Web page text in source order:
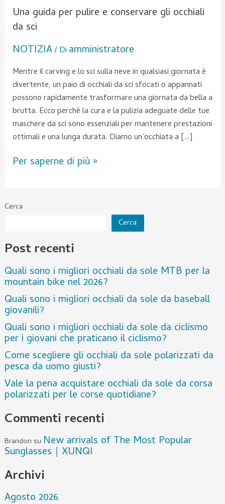
Cerca
Cerca
Post recenti
Quali sono i migliori occhiali da sole MTB per la
mountain bike nel 2026?
Quali sono i migliori occhiali da sole da baseball
giovanili?
Quali sono i migliori occhiali da sole da ciclismo
per i giovani che praticano il ciclismo?
Come scegliere gli occhiali da sole polarizzati da
pesca da uomo giusti?
Vale la pena acquistare occhiali da sole da corsa
polarizzati per le corse quotidiane?
Commenti recenti
Brandon su New arrivals of The Most Popular
Sunglasses｜XUNQI
Archivi
Agosto 2026
Una guida per pulire e conservare gli occhiali
da sci
NOTIZIA/ Di amministratore
Mentre il carving e lo sci sulla neve in qualsiasi giornata è
divertente, un paio di occhiali da sci sfocati o appannati
possono rapidamente trasformare una giornata da bella a
brutta. Ecco perché la cura e la pulizia adeguate delle tue
maschere da sci sono essenziali per mantenere prestazioni
ottimali e una lunga durata. Diamo un’occhiata a […]
Per saperne di più »